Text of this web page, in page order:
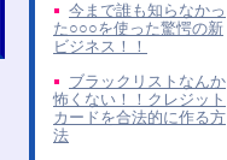
今まで誰も知らなかっ
た○○○を使った驚愕の新
ビジネス！！
ブラックリストなんか
怖くない！！クレジット
カードを合法的に作る方
法